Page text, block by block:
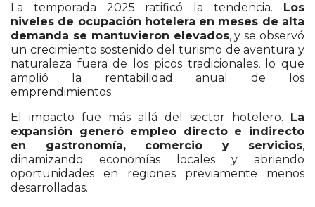
La temporada 2025 ratificó la tendencia. Los
niveles de ocupación hotelera en meses de alta
demanda se mantuvieron elevados, y se observó
un crecimiento sostenido del turismo de aventura y
naturaleza fuera de los picos tradicionales, lo que
amplió la rentabilidad anual de los
emprendimientos.
El impacto fue más allá del sector hotelero. La
expansión generó empleo directo e indirecto
en gastronomía, comercio y servicios,
dinamizando economías locales y abriendo
oportunidades en regiones previamente menos
desarrolladas.